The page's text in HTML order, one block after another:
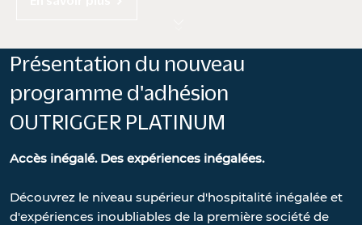
Présentation du nouveau
programme d'adhésion
OUTRIGGER PLATINUM
Accès inégalé. Des expériences inégalées.
Découvrez le niveau supérieur d'hospitalité inégalée et
d'expériences inoubliables de la première société de